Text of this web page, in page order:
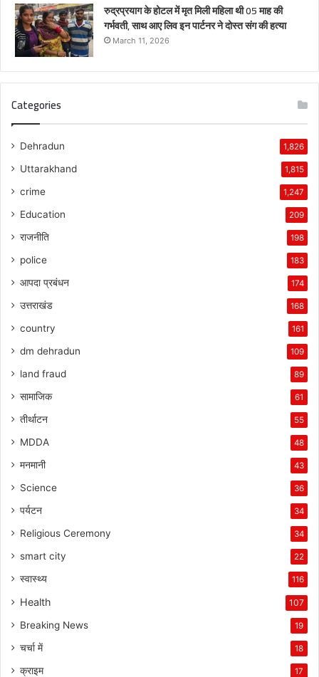
रुद्रप्रयाग के होटल में मृत मिली महिला थी 05 माह की
गर्भवती, साथ आए लिव इन पार्टनर ने दोस्त संग की हत्या
March 11, 2026
Categories
Dehradun 1,826
Uttarakhand 1,815
crime 1,247
Education 209
राजनीति 198
police 183
आपदा प्रबंधन 174
उत्तराखंड 168
country 161
dm dehradun 109
land fraud 89
सामाजिक 61
तीर्थाटन 55
MDDA 48
मनमानी 43
Science 36
पर्यटन 34
Religious Ceremony 34
smart city 22
स्वास्थ्य 116
Health 107
Breaking News 19
चर्चा में 18
क्राइम 17